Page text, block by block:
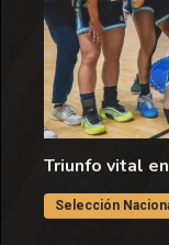
Triunfo vital
Selección